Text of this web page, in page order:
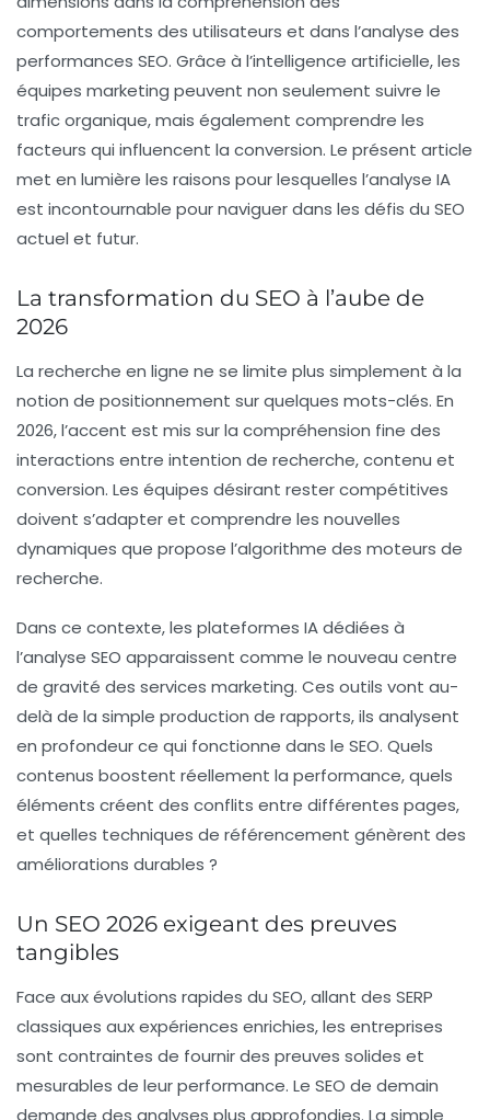
comportements des utilisateurs et dans l’analyse des
performances SEO. Grâce à l’intelligence artificielle, les
équipes marketing peuvent non seulement suivre le
trafic organique, mais également comprendre les
facteurs qui influencent la conversion. Le présent article
met en lumière les raisons pour lesquelles l’analyse IA
est incontournable pour naviguer dans les défis du SEO
actuel et futur.
La transformation du SEO à l’aube de
2026
La recherche en ligne ne se limite plus simplement à la
notion de positionnement sur quelques mots-clés. En
2026, l’accent est mis sur la compréhension fine des
interactions entre intention de recherche, contenu et
conversion. Les équipes désirant rester compétitives
doivent s’adapter et comprendre les nouvelles
dynamiques que propose l’algorithme des moteurs de
recherche.
Dans ce contexte, les plateformes IAdédiées à
l’analyse SEO apparaissent comme le nouveau centre
de gravité des services marketing. Ces outils vont au-
delà de la simple production de rapports, ils analysent
en profondeur ce qui fonctionne dans le SEO. Quels
contenus boostent réellement la performance, quels
éléments créent des conflits entre différentes pages,
et quelles techniques de référencement génèrent des
améliorations durables ?
Un SEO 2026 exigeant des preuves
tangibles
Face aux évolutions rapides du SEO, allant des SERP
classiques aux expériences enrichies, les entreprises
sont contraintes de fournir des preuves solides et
mesurables de leur performance. Le SEO de demain
demande des analyses plus approfondies. La simple